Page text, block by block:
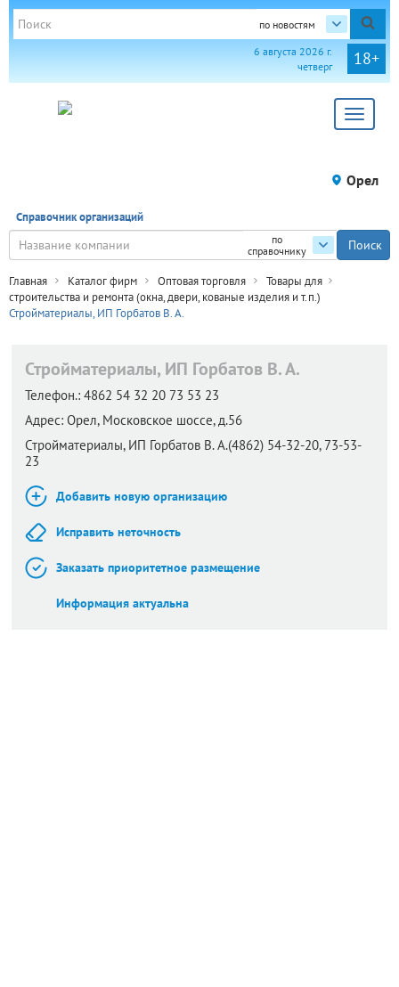
по новостям
18+
6 августа 2026 г.
четверг
Toggle
Орел
Справочник организаций
по
справочнику
Главная Каталог фирм Оптовая торговля
Товары для
строительства и ремонта (окна, двери, кованые изделия и т.п.)
Стройматериалы, ИП Горбатов В. А.
Стройматериалы, ИП Горбатов В. А.
Телефон.: 4862 54 32 20 73 53 23
Адрес: Орел, Московское шоссе, д.56
Стройматериалы, ИП Горбатов В. А.(4862) 54-32-20, 73-53-
23
Добавить новую организацию
Исправить неточность
Заказать приоритетное размещение
Информация актуальна